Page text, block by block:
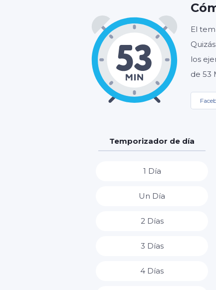
El
los
de 53
Temporizador de día
1 Día
Un Día
2 Días
3 Días
4 Días